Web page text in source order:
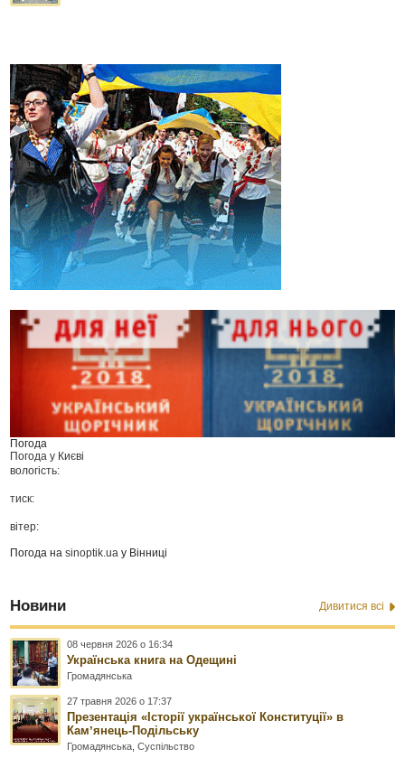
Погода
Погода у Києві
вологість:
тиск:
вітер:
Погода наsinoptik.ua у Вінниці
Новини Дивитися всі
08 червня 2026 о 16:34
Українська книга на Одещині
Громадянська
27 травня 2026 о 17:37
Презентація «Історії української Конституції» в
Камʼянець-Подільську
Громадянська ,Суспільство